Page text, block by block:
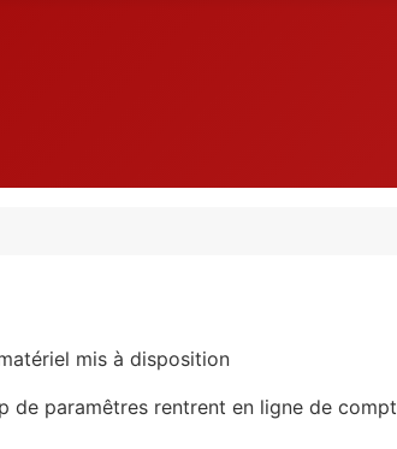
mis à disposition
paramêtres rentrent en ligne de